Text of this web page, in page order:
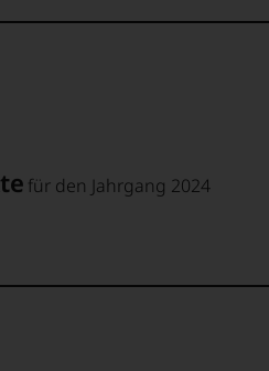
für den Jahrgang 2024